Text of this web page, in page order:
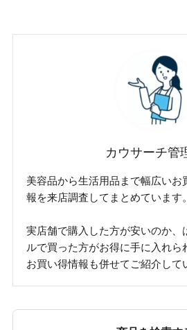
カウサーチ管
美容品から生活用品まで幅広いお
報を来店調査してまとめています。
実店舗で購入した方が安いのか、
ルで買った方がお得に手に入れら
お買い得情報も併せてご紹介して